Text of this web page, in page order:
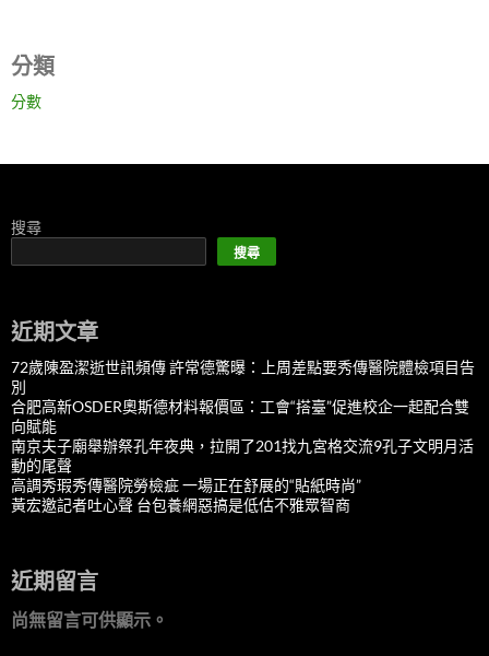
分類
分數
搜尋
搜尋
近期文章
72歲陳盈潔逝世訊頻傳 許常德驚曝：上周差點要秀傳醫院體檢項目告
別
合肥高新OSDER奧斯德材料報價區：工會“搭臺”促進校企一起配合雙
向賦能
南京夫子廟舉辦祭孔年夜典，拉開了201找九宮格交流9孔子文明月活
動的尾聲
高調秀瑕秀傳醫院勞檢疵 一場正在舒展的“貼紙時尚”
黃宏邀記者吐心聲 台包養網惡搞是低估不雅眾智商
近期留言
尚無留言可供顯示。